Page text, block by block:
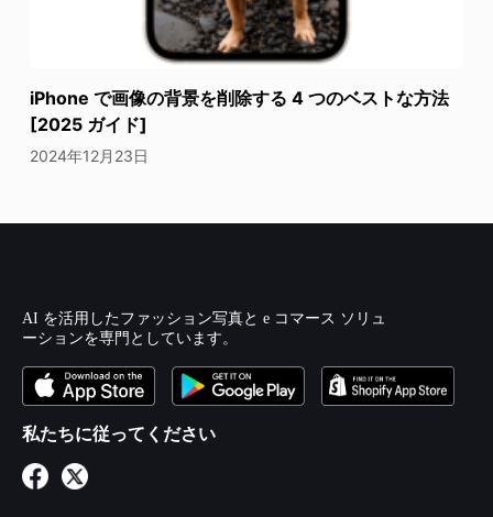
iPhone で画像の背景を削除する 4 つのベストな方法
[2025 ガイド]
2024年12月23日
AI を活用したファッション写真と e コマース ソリュ
ーションを専門としています。
私たちに従ってください